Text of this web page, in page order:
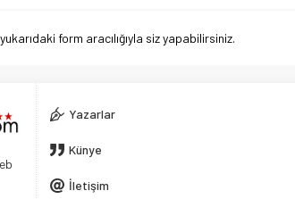
form aracılığıyla siz yapabilirsiniz.
Yazarlar
Künye
İletişim